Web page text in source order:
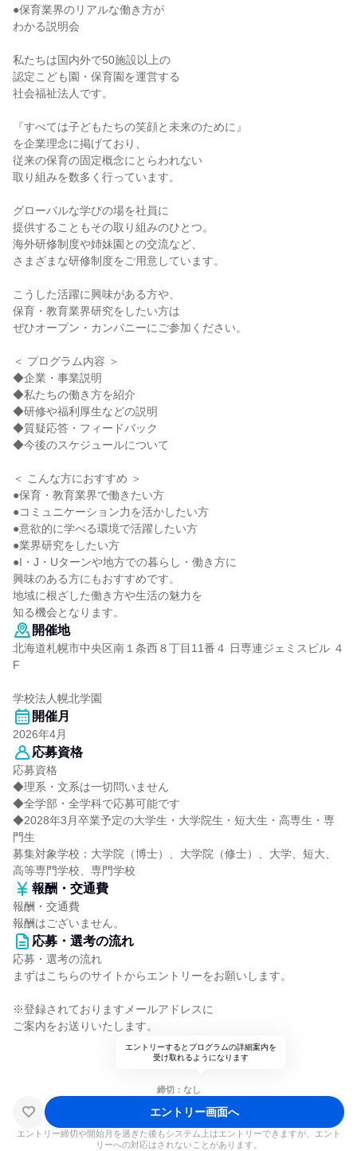
●保育業界のリアルな働き方が
わかる説明会
私たちは国内外で50施設以上の
認定こども園・保育園を運営する
社会福祉法人です。
『すべては子どもたちの笑顔と未来のために』
を企業理念に掲げており、
従来の保育の固定概念にとらわれない
取り組みを数多く行っています。
グローバルな学びの場を社員に
提供することもその取り組みのひとつ。
海外研修制度や姉妹園との交流など、
さまざまな研修制度をご用意しています。
こうした活躍に興味がある方や、
保育・教育業界研究をしたい方は
ぜひオープン・カンパニーにご参加ください。
＜ プログラム内容 ＞
◆企業・事業説明
◆私たちの働き方を紹介
◆研修や福利厚生などの説明
◆質疑応答・フィードバック
◆今後のスケジュールについて
＜ こんな方におすすめ ＞
●保育・教育業界で働きたい方
●コミュニケーション力を活かしたい方
●意欲的に学べる環境で活躍したい方
●業界研究をしたい方
●I・J・Uターンや地方での暮らし・働き方に
興味のある方にもおすすめです。
地域に根ざした働き方や生活の魅力を
知る機会となります。
開催地
北海道札幌市中央区南１条西８丁目11番４ 日専連ジェミスビル ４
F
学校法人幌北学園
開催月
2026年4月
応募資格
応募資格
◆理系・文系は一切問いません
◆全学部・全学科で応募可能です
◆2028年3月卒業予定の大学生・大学院生・短大生・高専生・専
門生
募集対象学校：大学院（博士）、大学院（修士）、大学、短大、
高等専門学校、専門学校
報酬・交通費
報酬・交通費
報酬はございません。
応募・選考の流れ
応募・選考の流れ
まずはこちらのサイトからエントリーをお願いします。
※登録されておりますメールアドレスに
ご案内をお送りいたします。
エントリーするとプログラムの詳細案内を
受け取れるようになります
締切：なし
エントリー画面へ
エントリー締切や開始月を過ぎた後もシステム上はエントリーできますが、エント
リーへの対応はされないことがあります。